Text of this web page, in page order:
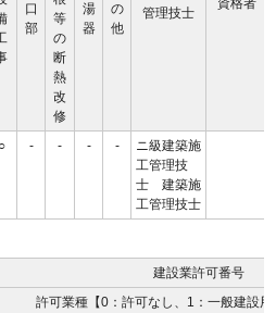
管理技士
資格者
口
部
等
の
断
熱
改
修
湯
器
の
他
○ - - - -
ニ級建築施
工管理技
士 建築施
工管理技士
建設業許可番号
許可業種【0：許可なし、1：一般建設